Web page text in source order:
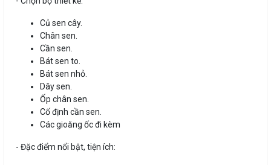
Củ sen cây.
Chân sen.
Cần sen.
Bát sen to.
Bát sen nhỏ.
Dây sen.
Ốp chân sen.
Cố định cần sen.
Các gioăng ốc đi kèm
- Đặc điểm nổi bật, tiện ích: